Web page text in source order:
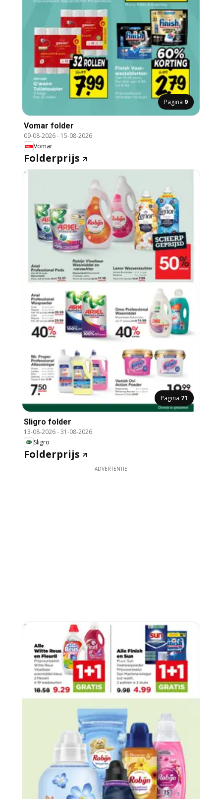
Pagina 9
Vomar folder
09-08-2026- 15-08-2026
Vomar
Folderprijs
Pagina 71
Sligro folder
13-08-2026-31-08-2026
Sligro
Folderprijs
ADVERTENTIE